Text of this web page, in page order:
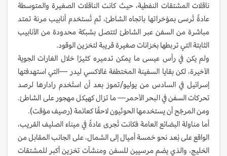
ناقلات المشتقات النفطية، حيث كانت الناقلات الصغيرة والمتوسطة
عادةً تُرسى بمؤخراتها باتجاه الشاطئ، ثم تُستخدم أنابيب مرنة تمتد
مباشرة من السفن عبر الشاطئ لتتصل بشبكة محدودة من الأنابيب
الثابتة التي تربطها بخزانات صغيرة قريبة لتخزين الوقود.
ولم يكن في رأس عيسى ما يمكن تدميره كثيرًا خلال الغارات الجوية
الأخيرة، لكن بقايا السفينة المختطفة غالاكسي ليدر —التي استهدفتها
إسرائيل في السادس من يوليو/تموز بعد أن استُخدم رادارها لرصد
تحركات السفن في البحر الأحمر— ما تزال كهيكل مهجور على الشاطئ.
ومن المرجّح أن يستخدمها الحوثيون لاحقًا كعائمة (رصيف مؤقت).
أما مناولة البضائع العامة فكانت تُجرى عادةً في ميناء الصليف القريب،
الواقع على بُعد نحو خمسة أميال إلى الشمال، على الجانب المقابل من
الخليج، والذي يضم مرسيين للسفن ومنشآت تخزين أكبر للمشتقات